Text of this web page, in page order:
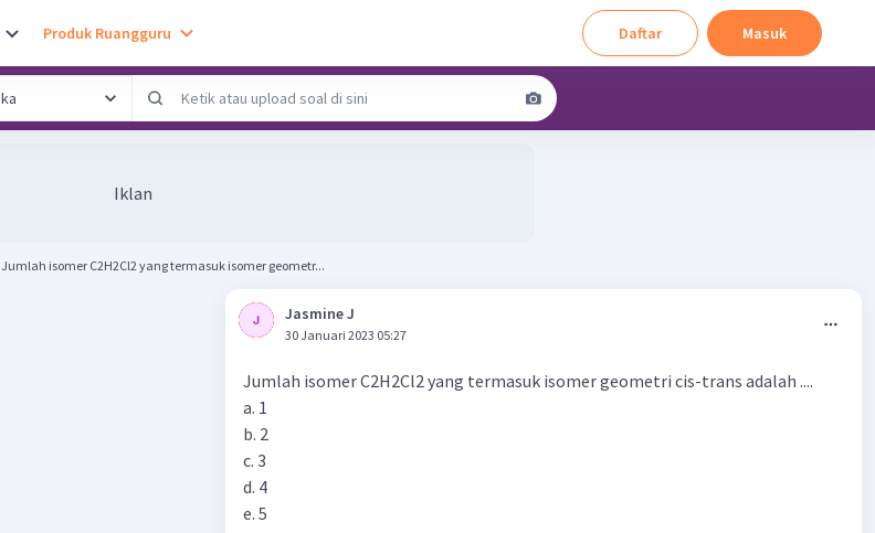
Produk Ruangguru Daftar Masuk
Iklan
Jumlah isomer C2H2Cl2 yang termasuk isomer geometr...
Jasmine J
30 Januari 2023 05:27
Jumlah isomer C2H2Cl2 yang termasuk isomer geometri cis-trans adalah ....
a. 1
b. 2
c. 3
d. 4
e. 5